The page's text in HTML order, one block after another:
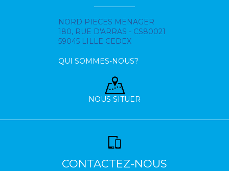
NORD PIECES MENAGER
180, RUE D'ARRAS - CS80021
59045 LILLE CEDEX
QUI SOMMES-NOUS?
NOUS SITUER
CONTACTEZ-NOUS